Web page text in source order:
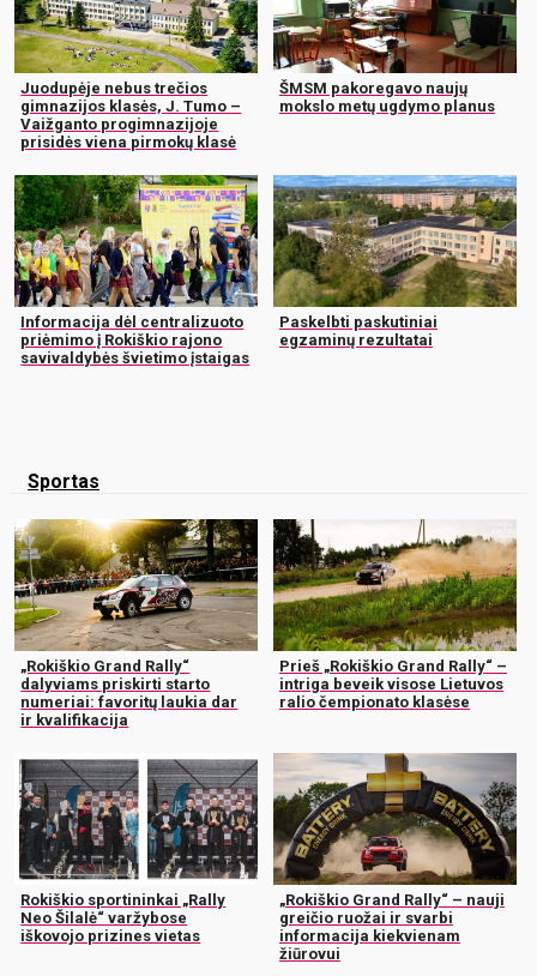
Juodupėje nebus trečios
gimnazijos klasės, J. Tumo –
Vaižganto progimnazijoje
prisidės viena pirmokų klasė
ŠMSM pakoregavo naujų
mokslo metų ugdymo planus
Informacija dėl centralizuoto
priėmimo į Rokiškio rajono
savivaldybės švietimo įstaigas
Paskelbti paskutiniai
egzaminų rezultatai
Sportas
„Rokiškio Grand Rally“
dalyviams priskirti starto
numeriai: favoritų laukia dar
ir kvalifikacija
Prieš „Rokiškio Grand Rally“ –
intriga beveik visose Lietuvos
ralio čempionato klasėse
Rokiškio sportininkai „Rally
Neo Šilalė“ varžybose
iškovojo prizines vietas
„Rokiškio Grand Rally“ – nauji
greičio ruožai ir svarbi
informacija kiekvienam
žiūrovui